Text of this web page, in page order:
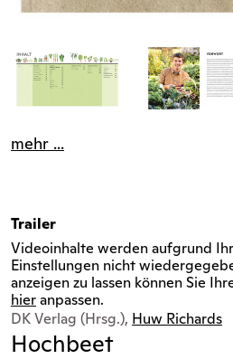
mehr ...
Trailer
Videoinhalte werden aufgrund
Einstellungen nicht
anzeigen zu lassen können Sie
hieranpassen.
DK Verlag (Hrsg.), Huw Richards
Hochbeet